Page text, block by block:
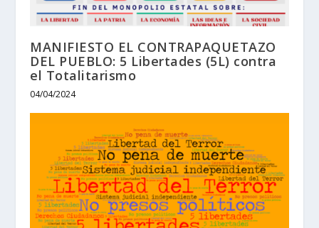
MANIFIESTO EL CONTRAPAQUETAZO
DEL PUEBLO: 5 Libertades (5L) contra
el Totalitarismo
04/04/2024